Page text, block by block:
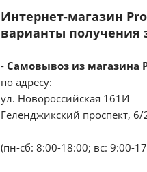
Интернет-магазин
варианты получения
- Самовывоз из магазина
по адресу:
ул. Новороссийская 161И
Геленджикский проспект, 6/
(пн-сб: 8:00-18:00; вс: 9:00-